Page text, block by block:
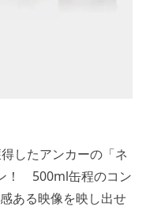
したアンカーの「ネ
！ 500ml缶程のコン
ある映像を映し出せ